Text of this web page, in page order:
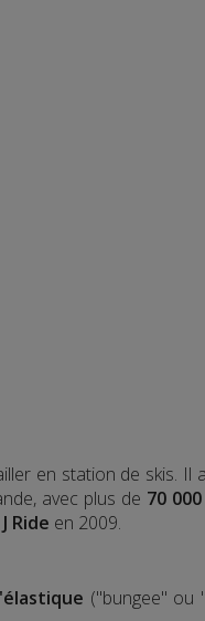
en station de skis. Il
avec plus de 70
Ride en 2009.
("bungee" ou